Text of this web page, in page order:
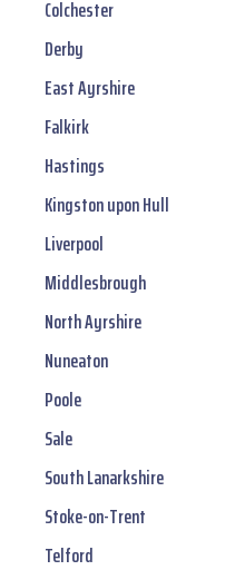
Colchester
Derby
East Ayrshire
Falkirk
Hastings
Kingston upon Hull
Liverpool
Middlesbrough
North Ayrshire
Nuneaton
Poole
Sale
South Lanarkshire
Stoke-on-Trent
Telford